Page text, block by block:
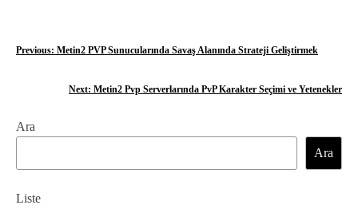
Y
ı
g
e
Previous: Metin2 PVP Sunucularında Savaş Alanında Strateji Geliştirmek
Next: Metin2 Pvp Serverlarında PvP Karakter Seçimi ve Yetenekler
Ara
Ara
Liste